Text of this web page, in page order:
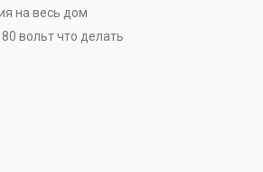
на весь дом
вольт что делать